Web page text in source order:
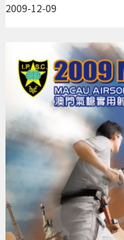
2009-12-09